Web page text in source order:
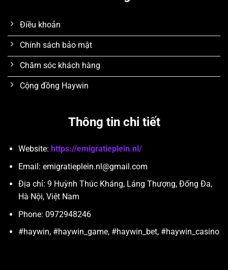
Điều khoản
Chính sách bảo mật
Chăm sóc khách hàng
Cộng đồng Haywin
Thông tin chi tiết
Website: https://emigratieplein.nl/
Email: emigratieplein.nl@gmail.com
Địa chỉ: 9 Huỳnh Thúc Kháng, Láng Thượng, Đống Đa,
Hà Nội, Việt Nam
Phone: 0972948246
#haywin, #haywin_game, #haywin_bet, #haywin_casino